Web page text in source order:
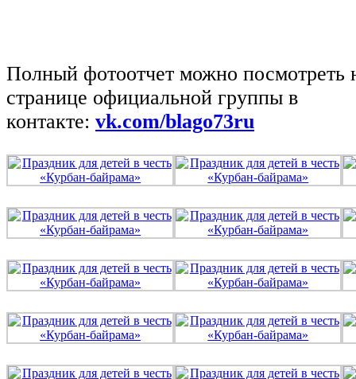
Полный фотоотчет можно посмотреть
странице официальной группы в
контакте: vk.com/blago73ru